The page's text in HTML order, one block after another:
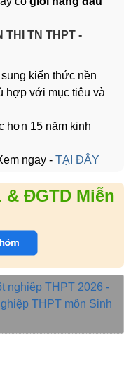
THI TN THPT -
kiến thức nền
hợp với mục tiêu và
hơn 15 năm kinh
ngay - TẠI ĐÂY
ĐGTD Miễn
nghiệp THPT 2026 -
THPT môn Sinh